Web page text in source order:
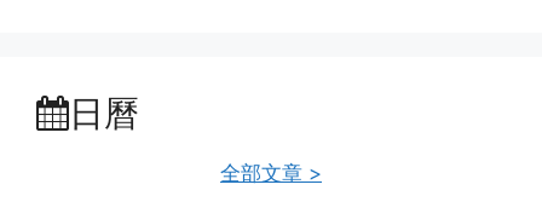
日曆
全部文章 >